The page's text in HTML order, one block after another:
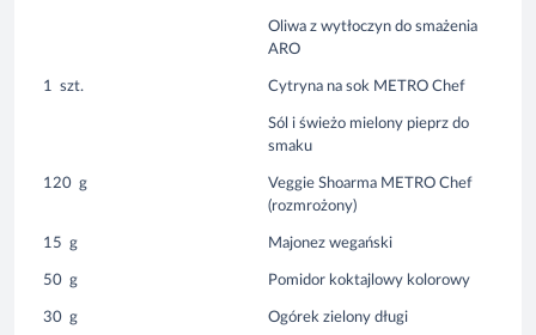
Oliwa z wytłoczyn do smażenia
ARO
1 szt. Cytryna na sok METRO Chef
Sól i świeżo mielony pieprz do
smaku
120 g
Veggie Shoarma METRO Chef
(rozmrożony)
15 g Majonez wegański
50 g Pomidor koktajlowy kolorowy
30 g Ogórek zielony długi